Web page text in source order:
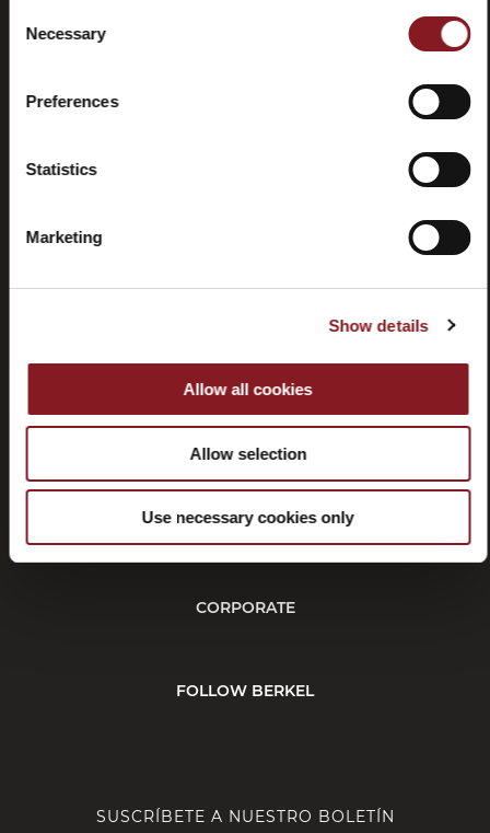
Selection
Necessary
Preferences
Statistics
Marketing
Show details
Allow all cookies
Allow selection
Use necessary cookies only
Rescisión
CUSTOMER SERVICE
CORPORATE
FOLLOW BERKEL
SUSCRÍBETE A NUESTRO BOLETÍN